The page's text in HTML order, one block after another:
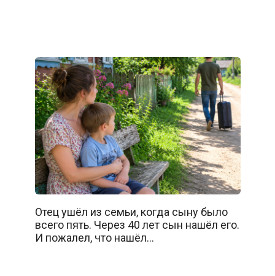
Отец ушёл из семьи, когда сыну было
всего пять. Через 40 лет сын нашёл его.
И пожалел, что нашёл…